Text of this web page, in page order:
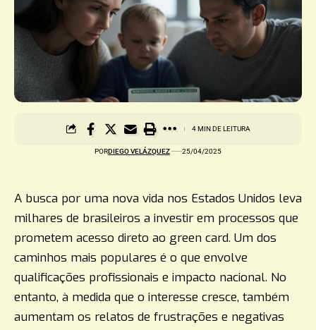
PORDIEGO VELÁZQUEZ 25/04/2025
4 MIN DE LEITURA
A busca por uma nova vida nos Estados Unidos leva
milhares de brasileiros a investir em processos que
prometem acesso direto ao green card. Um dos
caminhos mais populares é o que envolve
qualificações profissionais e impacto nacional. No
entanto, à medida que o interesse cresce, também
aumentam os relatos de frustrações e negativas